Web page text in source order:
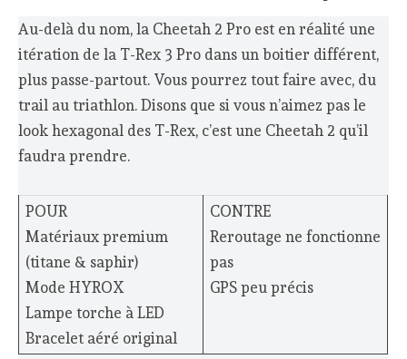
Au-delà du nom, la Cheetah 2 Pro est en réalité une
itération de la T-Rex 3 Pro dans un boitier différent,
plus passe-partout. Vous pourrez tout faire avec, du
trail au triathlon. Disons que si vous n’aimez pas le
look hexagonal des T-Rex, c’est une Cheetah 2 qu’il
faudra prendre.
POUR
Matériaux premium
(titane & saphir)
Mode HYROX
Lampe torche à LED
Bracelet aéré original
CONTRE
Reroutage ne fonctionne
pas
GPS peu précis